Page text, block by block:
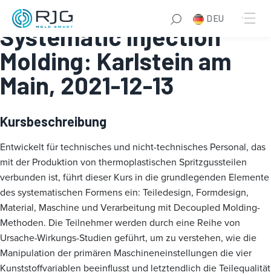
DEU
Fundamentals of
Systematic Injection
Molding: Karlstein am
Main, 2021-12-13
Kursbeschreibung
Entwickelt für technisches und nicht-technisches Personal, das
mit der Produktion von thermoplastischen Spritzgussteilen
verbunden ist, führt dieser Kurs in die grundlegenden Elemente
des systematischen Formens ein: Teiledesign, Formdesign,
Material, Maschine und Verarbeitung mit Decoupled Molding-
Methoden. Die Teilnehmer werden durch eine Reihe von
Ursache-Wirkungs-Studien geführt, um zu verstehen, wie die
Manipulation der primären Maschineneinstellungen die vier
Kunststoffvariablen beeinflusst und letztendlich die Teilequalität